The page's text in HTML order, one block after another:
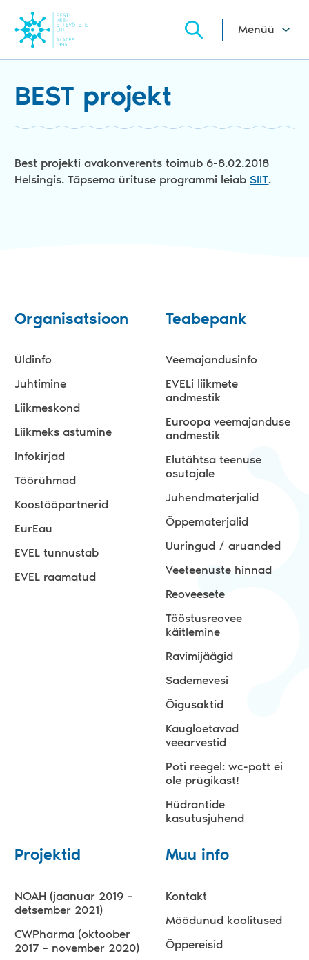
Menüü
BEST projekt
Best projekti avakonverents toimub 6-8.02.2018
Helsingis. Täpsema ürituse programmi leiabSIIT.
Organisatsioon
Üldinfo
Juhtimine
Liikmeskond
Liikmeks astumine
Infokirjad
Töörühmad
Koostööpartnerid
EurEau
EVEL tunnustab
EVEL raamatud
Teabepank
Veemajandusinfo
EVELi liikmete
andmestik
Euroopa veemajanduse
andmestik
Elutähtsa teenuse
osutajale
Juhendmaterjalid
Õppematerjalid
Uuringud / aruanded
Veeteenuste hinnad
Reoveesete
Tööstusreovee
käitlemine
Ravimijäägid
Sademevesi
Õigusaktid
Kaugloetavad
veearvestid
Poti reegel: wc-pott ei
ole prügikast!
Hüdrantide
kasutusjuhend
Projektid
NOAH (jaanuar 2019 –
detsember 2021)
CWPharma (oktoober
2017 – november 2020)
Muu info
Kontakt
Möödunud koolitused
Õppereisid